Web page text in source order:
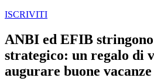
ISCRIVITI
ANBI ed EFIB
strategico: un regalo di
augurare buone